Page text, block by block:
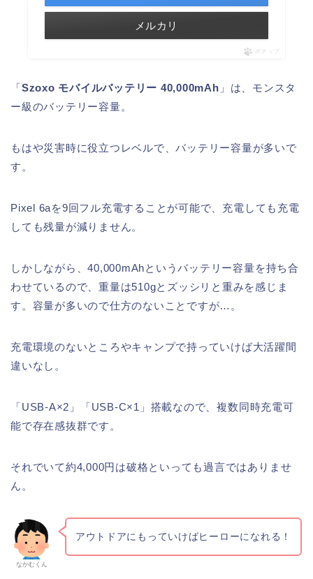
メルカリ
ポチップ
「Szoxo モバイルバッテリー 40,000mAh 」は、モンスタ
ー級のバッテリー容量。
もはや災害時に役立つレベルで、バッテリー容量が多いで
す。
Pixel 6aを9回フル充電することが可能で、充電しても充電
しても残量が減りません。
しかしながら、40,000mAhというバッテリー容量を持ち合
わせているので、重量は510gとズッシリと重みを感じま
す。容量が多いので仕方のないことですが…。
充電環境のないところやキャンプで持っていけば大活躍間
違いなし。
「USB-A×2」「USB-C×1」搭載なので、複数同時充電可
能で存在感抜群です。
それでいて約4,000円は破格といっても過言ではありませ
ん。
なかむくん
アウトドアにもっていけばヒーローになれる！